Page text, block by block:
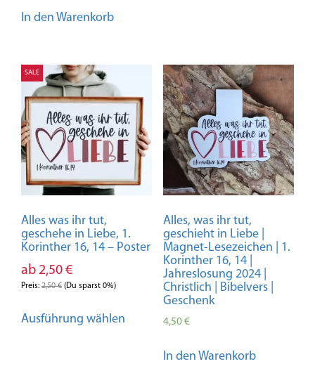
In den Warenkorb
SALE
Alles was ihr tut,
geschehe in Liebe, 1.
Korinther 16, 14 – Poster
ab 2,50 €
Preis: 2,50€ (Du sparst 0%)
Ausführung wählen Produkt
mehrere
Alles, was ihr tut,
geschieht in Liebe |
Magnet-Lesezeichen | 1.
Korinther 16, 14 |
Jahreslosung 2024 |
Christlich | Bibelvers |
Geschenk
4,50€
In den Warenkorb